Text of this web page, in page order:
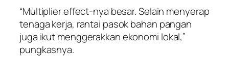
“Multiplier effect-nya besar. Selain menyerap
tenaga kerja, rantai pasok bahan pangan
juga ikut menggerakkan ekonomi lokal,”
pungkasnya.